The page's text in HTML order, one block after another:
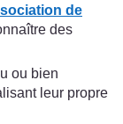
de
des
ou bien
leur propre